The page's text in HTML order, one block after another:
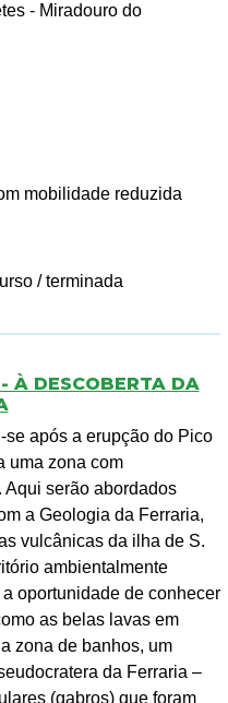
- Miradouro do
mobilidade reduzida
/ terminada
À DESCOBERTA DA
após a erupção do Pico
uma zona com
serão abordados
a Geologia da Ferraria,
vulcânicas da ilha de S.
ambientalmente
oportunidade de conhecer
as belas lavas em
zona de banhos, um
da Ferraria –
(gabros) que foram